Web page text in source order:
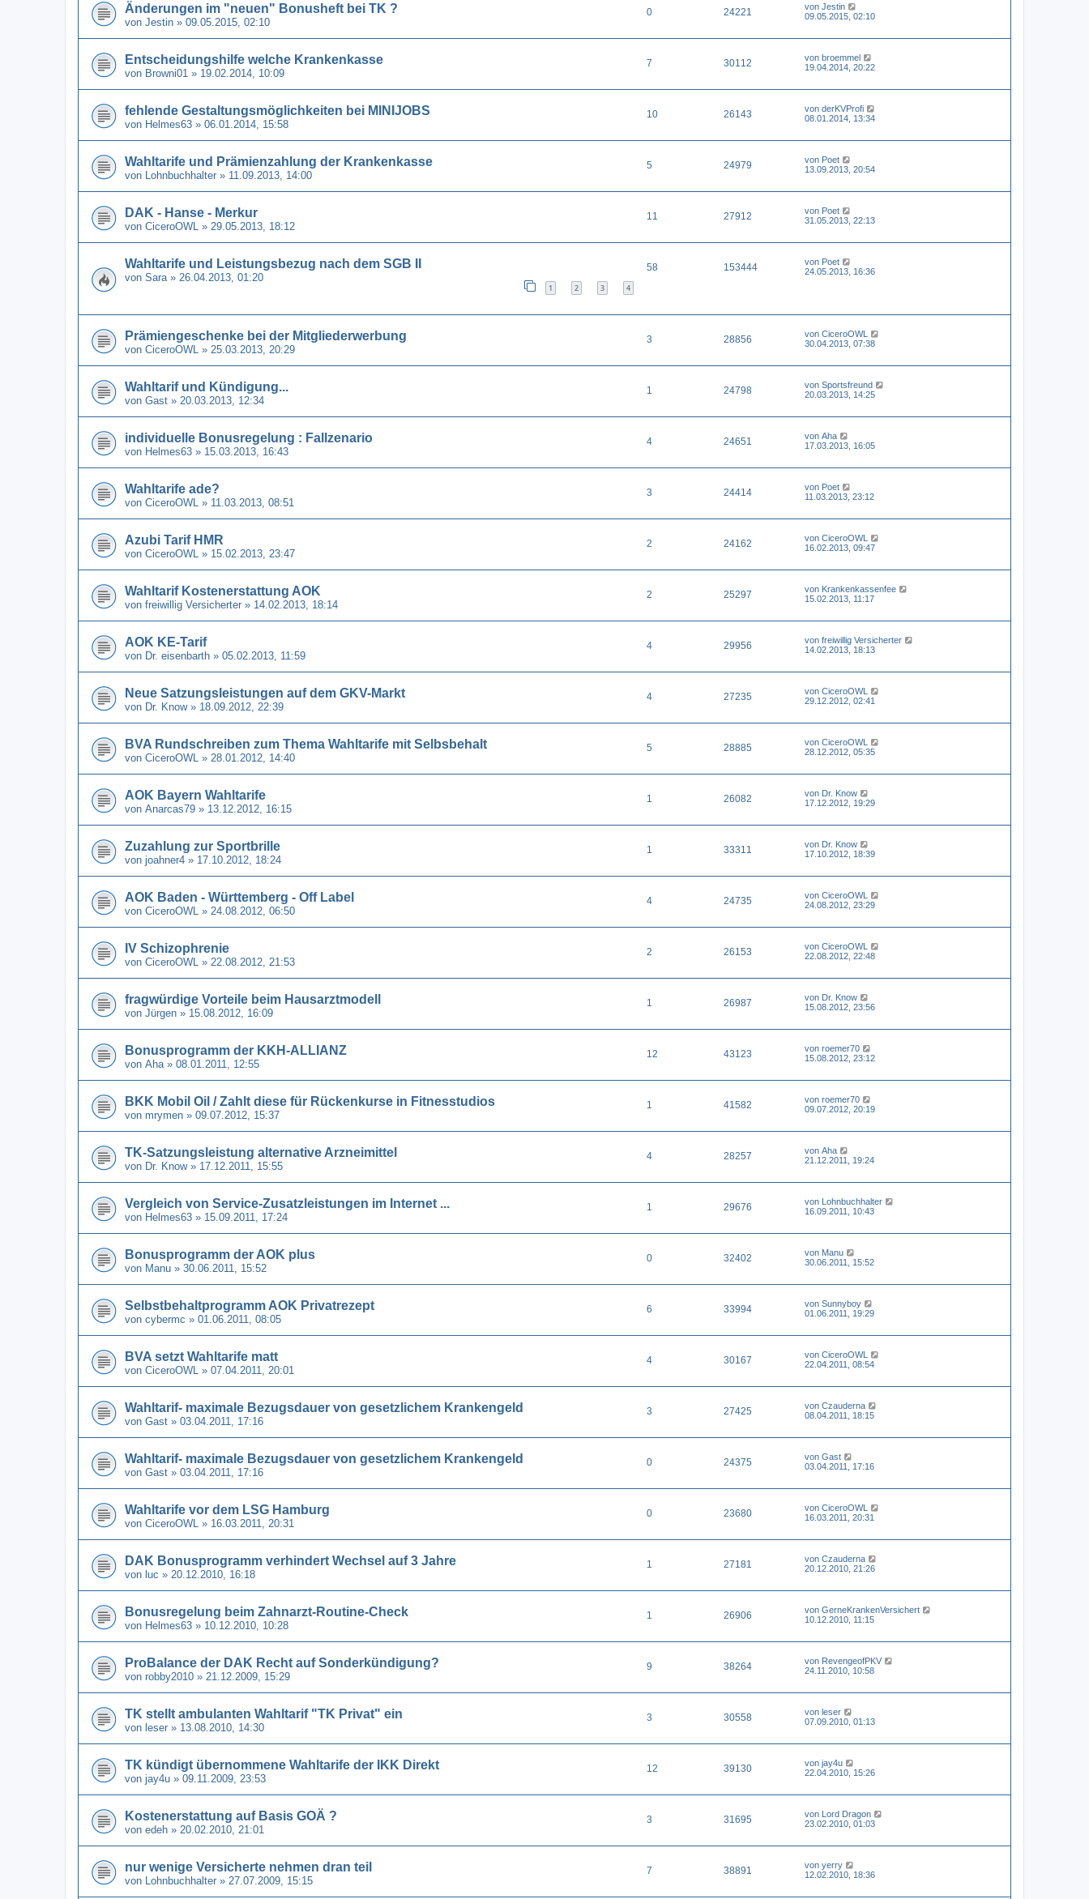
Änderungen im "neuen" Bonusheft bei TK ?
von Jestin » 09.05.2015, 02:10
0 24221 von Jestin
09.05.2015, 02:10
Entscheidungshilfe welche Krankenkasse
von Browni01 » 19.02.2014, 10:09
7 30112 von broemmel
19.04.2014, 20:22
fehlende Gestaltungsmöglichkeiten bei MINIJOBS
von Helmes63 » 06.01.2014, 15:58
10 26143 von derKVProfi
08.01.2014, 13:34
Wahltarife und Prämienzahlung der Krankenkasse
von Lohnbuchhalter » 11.09.2013, 14:00
5 24979 von Poet
13.09.2013, 20:54
DAK - Hanse - Merkur
von CiceroOWL » 29.05.2013, 18:12
11 27912 von Poet
31.05.2013, 22:13
Wahltarife und Leistungsbezug nach dem SGB II
von Sara » 26.04.2013, 01:20
1 2 3 4
58 153444 von Poet
24.05.2013, 16:36
Prämiengeschenke bei der Mitgliederwerbung
von CiceroOWL » 25.03.2013, 20:29
3 28856 von CiceroOWL
30.04.2013, 07:38
Wahltarif und Kündigung...
von Gast » 20.03.2013, 12:34
1 24798 von Sportsfreund
20.03.2013, 14:25
individuelle Bonusregelung : Fallzenario
von Helmes63 » 15.03.2013, 16:43
4 24651 von Aha
17.03.2013, 16:05
Wahltarife ade?
von CiceroOWL » 11.03.2013, 08:51
3 24414 von Poet
11.03.2013, 23:12
Azubi Tarif HMR
von CiceroOWL » 15.02.2013, 23:47
2 24162 von CiceroOWL
16.02.2013, 09:47
Wahltarif Kostenerstattung AOK
von freiwillig Versicherter » 14.02.2013, 18:14
2 25297 von Krankenkassenfee
15.02.2013, 11:17
AOK KE-Tarif
von Dr. eisenbarth » 05.02.2013, 11:59
4 29956 von freiwillig Versicherter
14.02.2013, 18:13
Neue Satzungsleistungen auf dem GKV-Markt
von Dr. Know» 18.09.2012, 22:39
4 27235 von CiceroOWL
29.12.2012, 02:41
BVA Rundschreiben zum Thema Wahltarife mit Selbsbehalt
von CiceroOWL » 28.01.2012, 14:40
5 28885 von CiceroOWL
28.12.2012, 05:35
AOK Bayern Wahltarife
von Anarcas79 » 13.12.2012, 16:15
1 26082 von Dr. Know
17.12.2012, 19:29
Zuzahlung zur Sportbrille
von joahner4 » 17.10.2012, 18:24
1 33311 von Dr. Know
17.10.2012, 18:39
AOK Baden - Württemberg - Off Label
von CiceroOWL » 24.08.2012, 06:50
4 24735 von CiceroOWL
24.08.2012, 23:29
IV Schizophrenie
von CiceroOWL » 22.08.2012, 21:53
2 26153 von CiceroOWL
22.08.2012, 22:48
fragwürdige Vorteile beim Hausarztmodell
von Jürgen » 15.08.2012, 16:09
1 26987 von Dr. Know
15.08.2012, 23:56
Bonusprogramm der KKH-ALLIANZ
von Aha » 08.01.2011, 12:55
12 43123 von roemer70
15.08.2012, 23:12
BKK Mobil Oil / Zahlt diese für Rückenkurse in Fitnesstudios
von mrymen » 09.07.2012, 15:37
1 41582 von roemer70
09.07.2012, 20:19
TK-Satzungsleistung alternative Arzneimittel
von Dr. Know» 17.12.2011, 15:55
4 28257 von Aha
21.12.2011, 19:24
Vergleich von Service-Zusatzleistungen im Internet ...
von Helmes63 » 15.09.2011, 17:24
1 29676 von Lohnbuchhalter
16.09.2011, 10:43
Bonusprogramm der AOK plus
von Manu » 30.06.2011, 15:52
0 32402 von Manu
30.06.2011, 15:52
Selbstbehaltprogramm AOK Privatrezept
von cybermc » 01.06.2011, 08:05
6 33994 von Sunnyboy
01.06.2011, 19:29
BVA setzt Wahltarife matt
von CiceroOWL » 07.04.2011, 20:01
4 30167 von CiceroOWL
22.04.2011, 08:54
Wahltarif- maximale Bezugsdauer von gesetzlichem Krankengeld
von Gast » 03.04.2011, 17:16
3 27425 von Czauderna
08.04.2011, 18:15
Wahltarif- maximale Bezugsdauer von gesetzlichem Krankengeld
von Gast » 03.04.2011, 17:16
0 24375 von Gast
03.04.2011, 17:16
Wahltarife vor dem LSG Hamburg
von CiceroOWL » 16.03.2011, 20:31
0 23680 von CiceroOWL
16.03.2011, 20:31
DAK Bonusprogramm verhindert Wechsel auf 3 Jahre
von luc » 20.12.2010, 16:18
1 27181 von Czauderna
20.12.2010, 21:26
Bonusregelung beim Zahnarzt-Routine-Check
von Helmes63 » 10.12.2010, 10:28
1 26906 von GerneKrankenVersichert
10.12.2010, 11:15
ProBalance der DAK Recht auf Sonderkündigung?
von robby2010 » 21.12.2009, 15:29
9 38264 von RevengeofPKV
24.11.2010, 10:58
TK stellt ambulanten Wahltarif "TK Privat" ein
von leser » 13.08.2010, 14:30
3 30558 von leser
07.09.2010, 01:13
TK kündigt übernommene Wahltarife der IKK Direkt
von jay4u » 09.11.2009, 23:53
12 39130 von jay4u
22.04.2010, 15:26
Kostenerstattung auf Basis GOÄ ?
von edeh » 20.02.2010, 21:01
3 31695 von Lord Dragon
23.02.2010, 01:03
nur wenige Versicherte nehmen dran teil
von Lohnbuchhalter » 27.07.2009, 15:15
7 38891 von yerry
12.02.2010, 18:36